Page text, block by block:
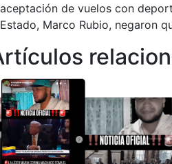
aceptación de vuelos con
Estado, Marco Rubio, negaron